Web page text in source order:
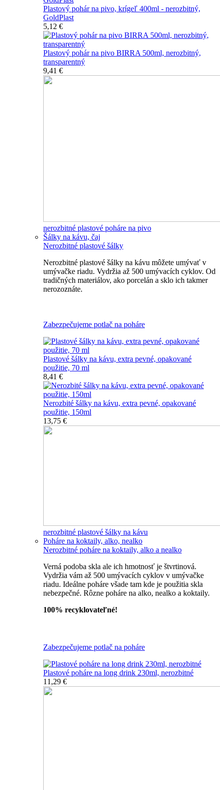
Plastový pohár na pivo, krígeľ 400ml - nerozbitný,
GoldPlast
5,12 €
Plastový pohár na pivo BIRRA 500ml, nerozbitný,
transparentný
9,41 €
nerozbitné plastové poháre na pivo
Šálky na kávu, čaj
Nerozbitné plastové šálky
Nerozbitné plastové šálky na kávu môžete umývať v
umývačke riadu. Vydržia až 500 umývacích cyklov. Od
tradičných materiálov, ako porcelán a sklo ich takmer
nerozoznáte.
Zabezpečujeme potlač na poháre
Plastové šálky na kávu, extra pevné, opakované
použitie, 70 ml
8,41 €
Nerozbité šálky na kávu, extra pevné, opakované
použitie, 150ml
13,75 €
nerozbitné plastové šálky na kávu
Poháre na koktaily, alko, nealko
Nerozbitné poháre na koktaily, alko a nealko
Verná podoba skla ale ich hmotnosť je štvrtinová.
Vydržia vám až 500 umývacích cyklov v umývačke
riadu. Ideálne poháre všade tam kde je použitia skla
nebezpečné. Rôzne poháre na alko, nealko a koktaily.
100% recyklovateľné!
Zabezpečujeme potlač na poháre
Plastové poháre na long drink 230ml, nerozbitné
11,29 €